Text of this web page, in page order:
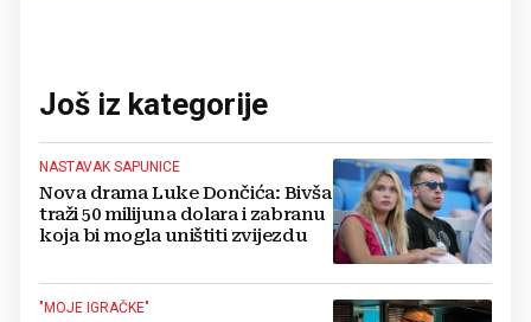
Još iz kategorije
NASTAVAK SAPUNICE
Nova drama Luke Dončića: Bivša
traži 50 milijuna dolara i zabranu
koja bi mogla uništiti zvijezdu
"MOJE IGRAČKE"